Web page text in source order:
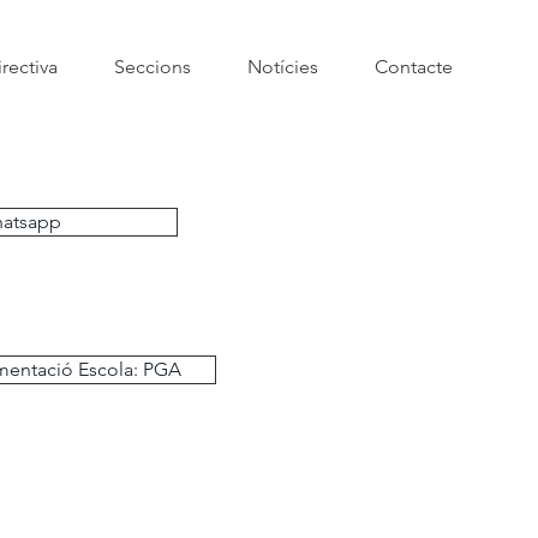
Seccions Notícies Contacte
Escola: PGA